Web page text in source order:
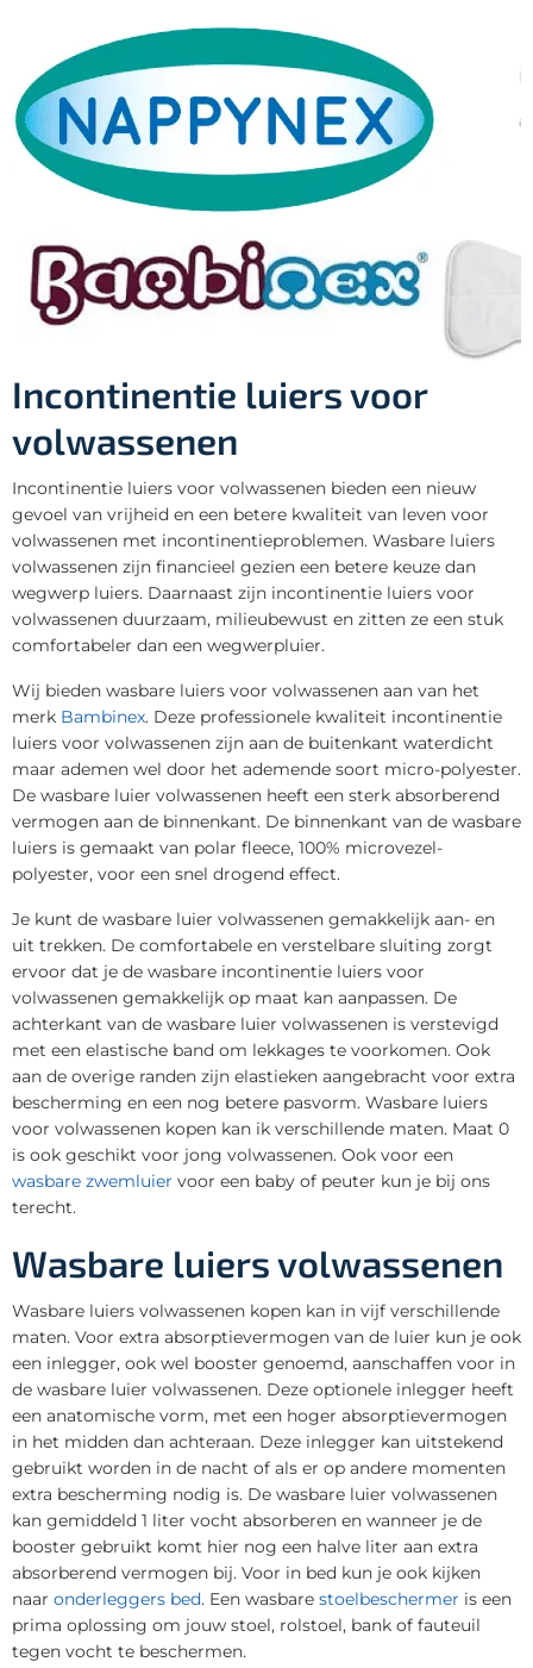
Incontinentie luiers voor
volwassenen
Incontinentie luiers voor volwassenen bieden een nieuw
gevoel van vrijheid en een betere kwaliteit van leven voor
volwassenen met incontinentieproblemen. Wasbare luiers
volwassenen zijn financieel gezien een betere keuze dan
wegwerp luiers. Daarnaast zijn incontinentie luiers voor
volwassenen duurzaam, milieubewust en zitten ze een stuk
comfortabeler dan een wegwerpluier.
Wij bieden wasbare luiers voor volwassenen aan van het
merk Bambinex. Deze professionele kwaliteit incontinentie
luiers voor volwassenen zijn aan de buitenkant waterdicht
maar ademen wel door het ademende soort micro-polyester.
De wasbare luier volwassenen heeft een sterk absorberend
vermogen aan de binnenkant. De binnenkant van de wasbare
luiers is gemaakt van polar fleece, 100% microvezel-
polyester, voor een snel drogend effect.
Je kunt de wasbare luier volwassenen gemakkelijk aan- en
uit trekken. De comfortabele en verstelbare sluiting zorgt
ervoor dat je de wasbare incontinentie luiers voor
volwassenen gemakkelijk op maat kan aanpassen. De
achterkant van de wasbare luier volwassenen is verstevigd
met een elastische band om lekkages te voorkomen. Ook
aan de overige randen zijn elastieken aangebracht voor extra
bescherming en een nog betere pasvorm. Wasbare luiers
voor volwassenen kopen kan ik verschillende maten. Maat 0
is ook geschikt voor jong volwassenen. Ook voor een
wasbare zwemluier voor een baby of peuter kun je bij ons
terecht.
Wasbare luiers volwassenen
Wasbare luiers volwassenen kopen kan in vijf verschillende
maten. Voor extra absorptievermogen van de luier kun je ook
een inlegger, ook wel booster genoemd, aanschaffen voor in
de wasbare luier volwassenen. Deze optionele inlegger heeft
een anatomische vorm, met een hoger absorptievermogen
in het midden dan achteraan. Deze inlegger kan uitstekend
gebruikt worden in de nacht of als er op andere momenten
extra bescherming nodig is. De wasbare luier volwassenen
kan gemiddeld 1 liter vocht absorberen en wanneer je de
booster gebruikt komt hier nog een halve liter aan extra
absorberend vermogen bij. Voor in bed kun je ook kijken
naar onderleggers bed. Een wasbare stoelbeschermer is een
prima oplossing om jouw stoel, rolstoel, bank of fauteuil
tegen vocht te beschermen.